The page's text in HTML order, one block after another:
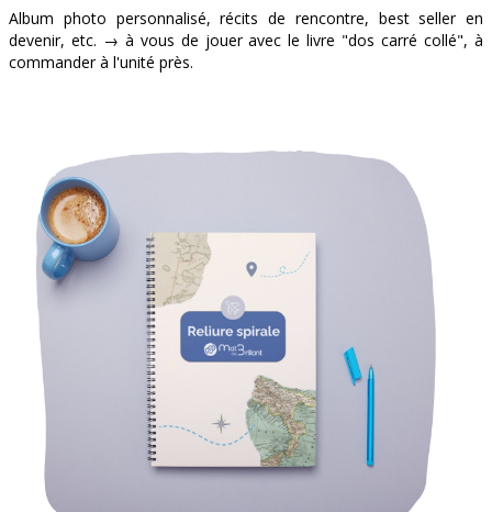
Album photo personnalisé, récits de rencontre, best seller en
devenir, etc. → à vous de jouer avec le livre "dos carré collé", à
commander à l'unité près.